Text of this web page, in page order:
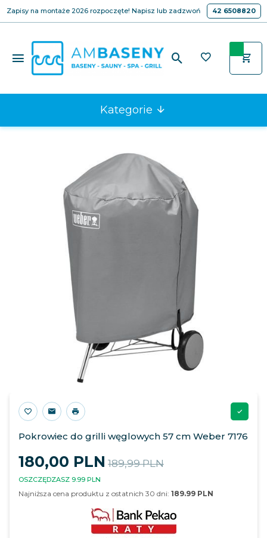
Zapisy na montaże 2026 rozpoczęte! Napisz lub zadzwoń 42 6508820
Kategorie
Pokrowiec do grilli węglowych 57 cm Weber 7176
180,00 PLN 189,99 PLN
OSZCZĘDZASZ 9.99 PLN
Najniższa cena produktu z ostatnich 30 dni: 189.99 PLN